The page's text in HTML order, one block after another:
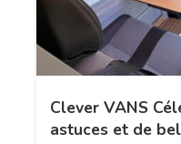
Clever VANS
astuces et de